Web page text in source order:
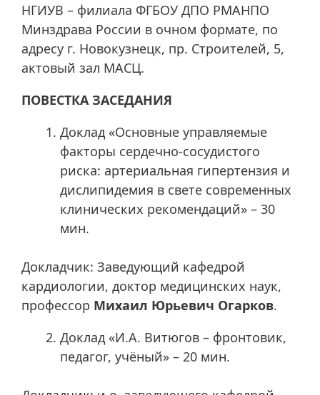
НГИУВ – филиала ФГБОУ ДПО РМАНПО
Минздрава России в очном формате, по
адресу г. Новокузнецк, пр. Строителей, 5,
актовый зал МАСЦ.
ПОВЕСТКА ЗАСЕДАНИЯ
Доклад «Основные управляемые
факторы сердечно-сосудистого
риска: артериальная гипертензия и
дислипидемия в свете современных
клинических рекомендаций» – 30
мин.
Докладчик: Заведующий кафедрой
кардиологии, доктор медицинских наук,
профессор Михаил Юрьевич Огарков.
Доклад «И.А. Витюгов – фронтовик,
педагог, учёный» – 20 мин.